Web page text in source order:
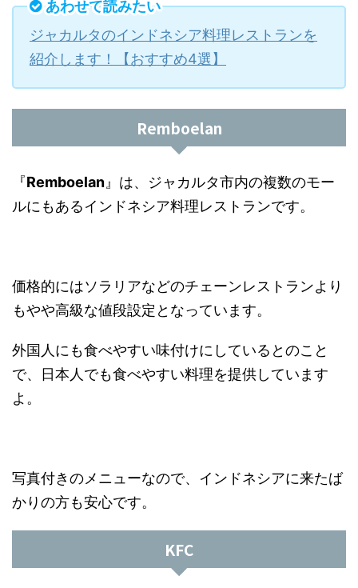
あわせて読みたい
ジャカルタのインドネシア料理レストランを
紹介します！【おすすめ4選】
Remboelan
『Remboelan 』は、ジャカルタ市内の複数のモー
ルにもあるインドネシア料理レストランです。
価格的にはソラリアなどのチェーンレストランより
もやや高級な値段設定となっています。
外国人にも食べやすい味付けにしているとのこと
で、日本人でも食べやすい料理を提供しています
よ。
写真付きのメニューなので、インドネシアに来たば
かりの方も安心です。
KFC